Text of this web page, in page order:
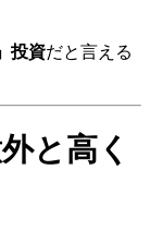
投資だと言える
と高く